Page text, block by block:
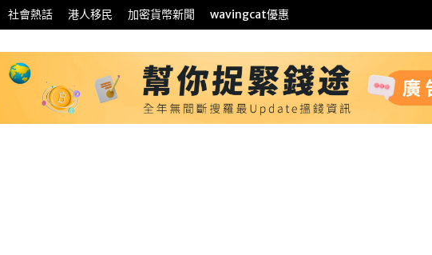
社會熱話 港人移民 加密貨幣新聞 wavingcat優惠